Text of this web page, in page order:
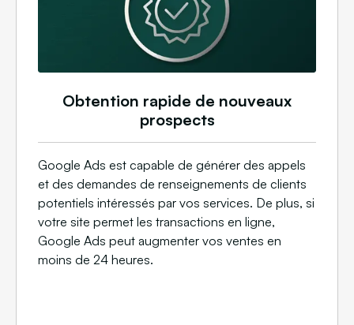
Obtention rapide de nouveaux
prospects
Google Ads est capable de générer des appels
et des demandes de renseignements de clients
potentiels intéressés par vos services. De plus, si
votre site permet les transactions en ligne,
Google Ads peut augmenter vos ventes en
moins de 24 heures.